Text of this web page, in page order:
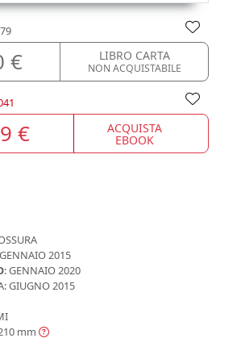
€ LIBRO CARTA
NON ACQUISTABILE
€ ACQUISTA
EBOOK
GENNAIO 2015
: GENNAIO 2020
GIUGNO 2015
mm